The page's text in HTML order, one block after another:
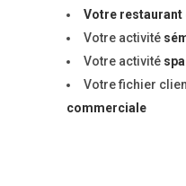
Votre restaurant
Votre activité
Votre activité spa
Votre fichier
commerciale